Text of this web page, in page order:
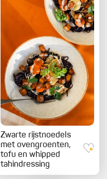
Zwarte rijstnoedels
met ovengroenten,
tofu en whipped
tahindressing